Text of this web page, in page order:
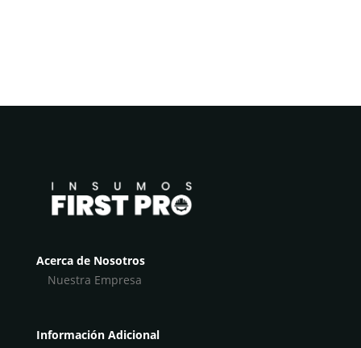
Acerca de Nosotros
Nuestra Empresa
Información Adicional